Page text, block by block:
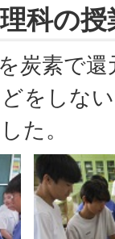
科の授
炭素で
をしな
た。